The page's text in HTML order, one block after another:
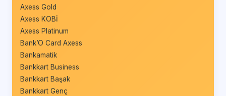
Axess Gold
Axess KOBİ
Axess Platinum
Bank’O Card Axess
Bankamatik
Bankkart Business
Bankkart Başak
Bankkart Genç